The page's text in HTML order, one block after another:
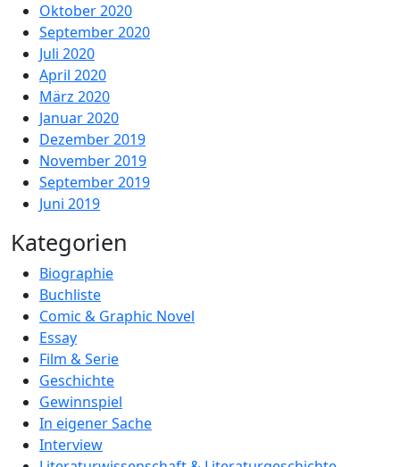
Oktober 2020
September 2020
Juli 2020
April 2020
März 2020
Januar 2020
Dezember 2019
November 2019
September 2019
Juni 2019
Kategorien
Biographie
Buchliste
Comic & Graphic Novel
Essay
Film & Serie
Geschichte
Gewinnspiel
In eigener Sache
Interview